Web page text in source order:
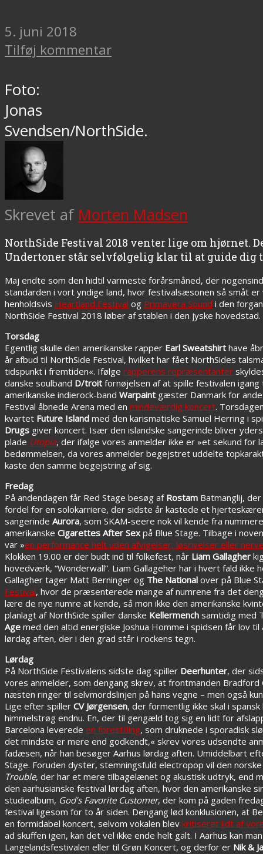
5. juni 2018
Tilføj kommentar
Foto:
Jonas
Svendsen/NorthSide.
Skrevet af Morten Madsen
NorthSide Festival 2018 venter lige om hjørnet.
Undertoner står selvfølgelig klar til at guide dig
Maj endte som den hidtil varmeste forårsmåned, der
standarden i vort yndige land, hvor festivalsæsonen så småt
henholdsvis Heartland Festival og Primavera Sound i den
NorthSide Festival 2018 løber af stablen i den jyske hovedstad.
Torsdag
Egentlig skulle den amerikanske rapper Earl Sweatshirt have
år afbud til NorthSide Festival, hvilket har fået NorthSides
tidspunkt i fremtiden«. Ifølge rapperens repræsentanter
danske soulband D/troit fornøjelsen af at spille festivalen
amerikanske indierock-band Warpaint gæster Danmark for
Festival åbnede Arena med en mindeværdig koncert.
kvartet Future Island med den karismatiske Samuel Herring i
Drugs giver koncert. Især den islandske sangerinde bliver
plade Utopia, der ifølge vores anmelder ikke er »et sekund
bedømmelsen, da vores anmelder begejstret uddelte
kaste den samme begejstring af sig.
Fredag
På andendagen får Red Stage besøg af Rostam Batmanglij,
fordel for en solokarriere, der sidste år kastede et
sangerinde Aurora, som SKAM-seere nok vil kende fra
amerikanske Cigarettes After Sex på Blue Stage. Tilbage i
var »en performance helt uden afvigelser, løsrivelser eller
Klokken 19.00 er der budt ind til folkefest, når Liam Gallagher
hovedværk, “Wonderwall”. Liam Gallageher har i hvert fald
Gallagher tager Matt Berninger og The National over på Blue
Festival, hvor de præsenterede mange af numrene fra det
lære de nye numre at kende, så mon ikke den amerikanske
planlagt af NorthSide spiller danske Kellermench samtidig med
Age med den altid energiske Joshua Homme i spidsen får lov
lørdag aften, der i den grad står i rockens tegn.
Lørdag
På NorthSide Festivalens sidste dag spiller Deerhunter, der
vores anmelder, som dengang skrev, at frontmanden
næsten ringer til selvmordslinjen på hans vegne – men også
Lige efter spiller CV Jørgensen, der formentlig ikke skal i
himmelstrøg endnu. En, der til gengæld tog sig en lidt for
Barcelona leverede en forestilling, som druknede i sporadisk
det mindste er mere end godkendt,« skrev vores udsendte
fadæsen, når han besøger Aarhus lørdag aften. Umiddelbart
Stage. Foruden dyster, stemningsfuld electropop vil den
Trouble, der har et mere tilbagelænet og akustisk udtryk, end
den aarhusianske festival lørdag aften, hvor den
studiealbum, God’s Favorite Customer, der kom på gaden
festival ligesom for to år siden. Dengang lød konklusionen, at
en formidabel koncert, selvom vokalen blev kritiseret lidt af
ad skuffen igen, kan det vel ikke ende helt galt. I Aarhus kan
Langelandsfestivalen eller til Grøn Koncert, og derfor er Nik &